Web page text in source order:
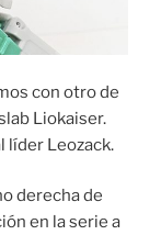
con otro de
Liokaiser.
líder Leozack.
derecha de
en la serie a